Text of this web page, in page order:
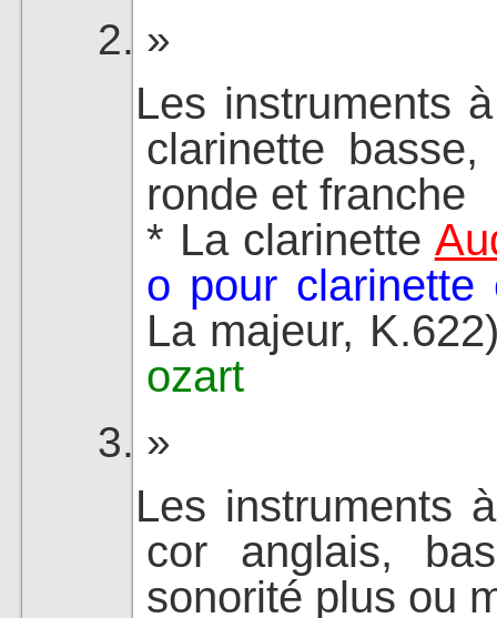
Les instruments
clarinette
ronde et franche
* La clarinette
o pour clarinette
La majeur,
ozart
Les instruments
cor anglais,
sonorité plus ou